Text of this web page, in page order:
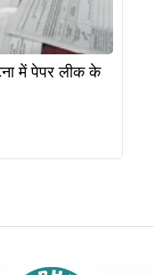
में पेपर लीक के